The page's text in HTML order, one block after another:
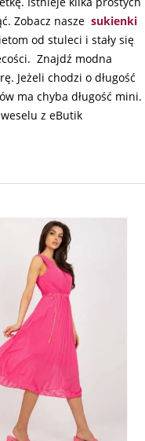
Zobacz nasze sukienki
od stuleci i stały się
Znajdź modna
Jeżeli chodzi o długość
ma chyba długość mini.
z eButik